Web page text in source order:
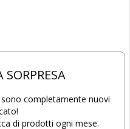
completamente nuovi
di prodotti ogni mese.